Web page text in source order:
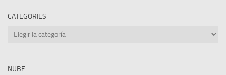
CATEGORIES
Categories
NUBE